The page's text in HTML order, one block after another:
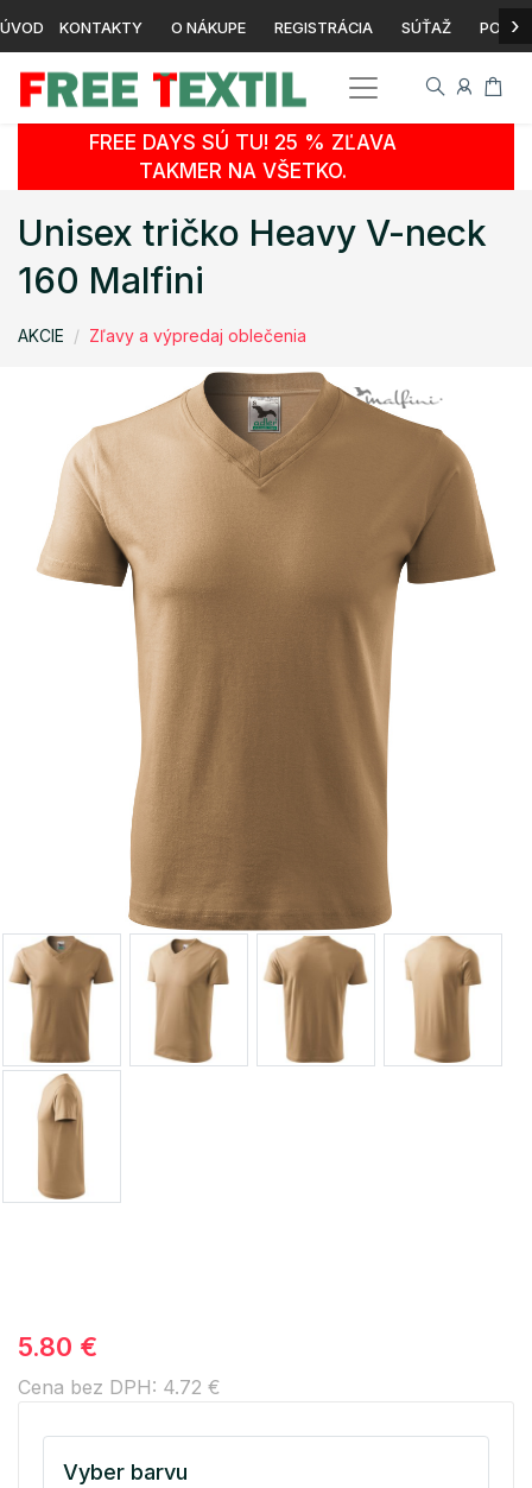
ÚVOD KONTAKTY O NÁKUPE REGISTRÁCIA SÚŤAŽ ›
FREE DAYS SÚ TU! 25 % ZĽAVA
TAKMER NA VŠETKO.
Unisex tričko Heavy V-neck
160 Malfini
AKCIE Zľavy a výpredaj oblečenia
5.80 €
Cena bez DPH: 4.72 €
Vyber barvu